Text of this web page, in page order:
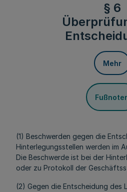
§ 6
Mehr
(1) Beschwerden gegen die
Hinterlegungsstellen werden im
Die Beschwerde ist bei der
oder zu Protokoll der
(2) Gegen die Entscheidung des